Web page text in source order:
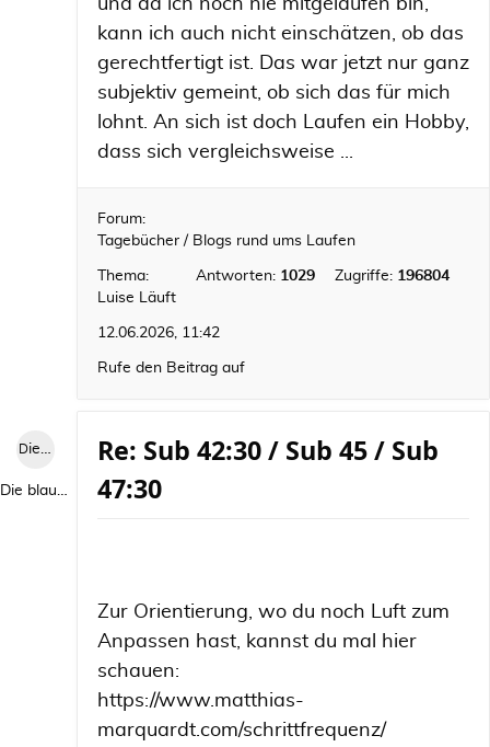
und da ich noch nie mitgelaufen bin,
kann ich auch nicht einschätzen, ob das
gerechtfertigt ist. Das war jetzt nur ganz
subjektiv gemeint, ob sich das für mich
lohnt. An sich ist doch Laufen ein Hobby,
dass sich vergleichsweise ...
Forum:
Tagebücher / Blogs rund ums Laufen
Thema:
Luise Läuft
Antworten: 1029 Zugriffe: 196804
12.06.2026, 11:42
Rufe den Beitrag auf
Die blaue Luise
Die blaue Luise
Re: Sub 42:30 / Sub 45 / Sub
47:30
Zur Orientierung, wo du noch Luft zum
Anpassen hast, kannst du mal hier
schauen:
https://www.matthias-
marquardt.com/schrittfrequenz/